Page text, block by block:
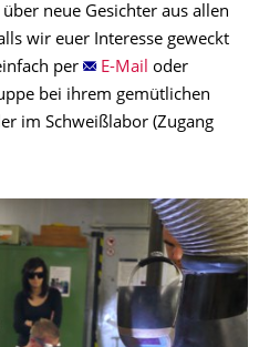
neue Gesichter aus allen
wir euer Interesse geweckt
per
E-Mail oder
bei ihrem gemütlichen
im Schweißlabor (Zugang